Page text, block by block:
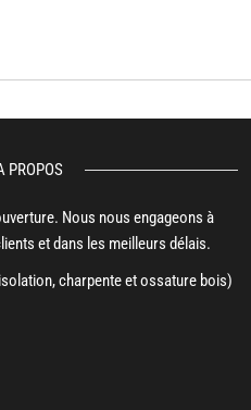
PROPOS
Nous nous engageons à
et dans les meilleurs délais.
charpente et ossature bois)